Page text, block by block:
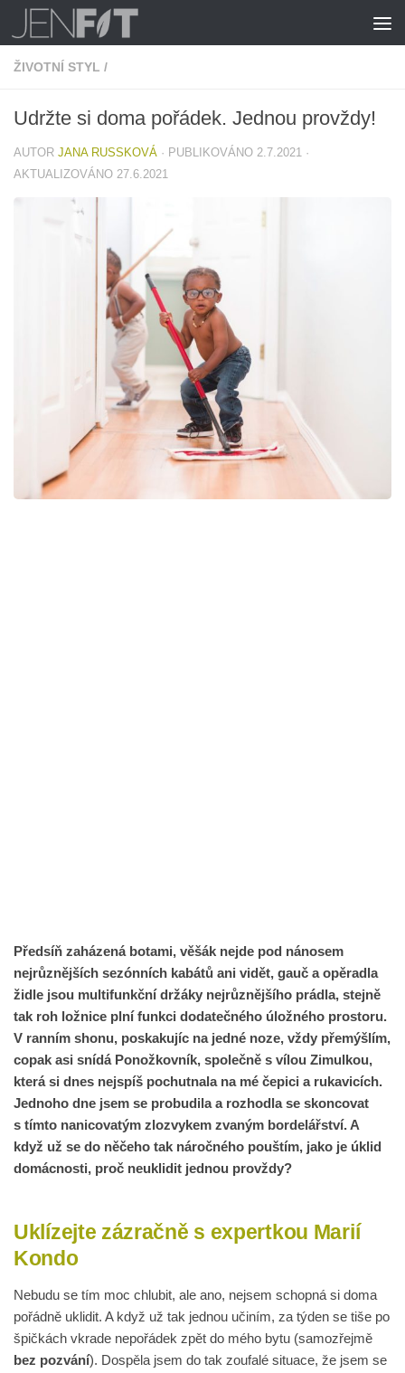
Skip to content
ŽIVOTNÍ STYL /
Udržte si doma pořádek. Jednou provždy!
AUTOR JANA RUSSKOVÁ · PUBLIKOVÁNO 2.7.2021 ·
AKTUALIZOVÁNO 27.6.2021
Předsíň zaházená botami, věšák nejde pod nánosem
nejrůznějších sezónních kabátů ani vidět, gauč a opěradla
židle jsou multifunkční držáky nejrůznějšího prádla, stejně
tak roh ložnice plní funkci dodatečného úložného prostoru.
V ranním shonu, poskakujíc na jedné noze, vždy přemýšlím,
copak asi snídá Ponožkovník, společně s vílou Zimulkou,
která si dnes nejspíš pochutnala na mé čepici a rukavicích.
Jednoho dne jsem se probudila a rozhodla se skoncovat
s tímto nanicovatým zlozvykem zvaným bordelářství. A
když už se do něčeho tak náročného pouštím, jako je úklid
domácnosti, proč neuklidit jednou provždy?
Uklízejte zázračně s expertkou Marií
Kondo
Nebudu se tím moc chlubit, ale ano, nejsem schopná si doma
pořádně uklidit. A když už tak jednou učiním, za týden se tiše po
špičkách vkrade nepořádek zpět do mého bytu (samozřejmě
bez pozvání). Dospěla jsem do tak zoufalé situace, že jsem se